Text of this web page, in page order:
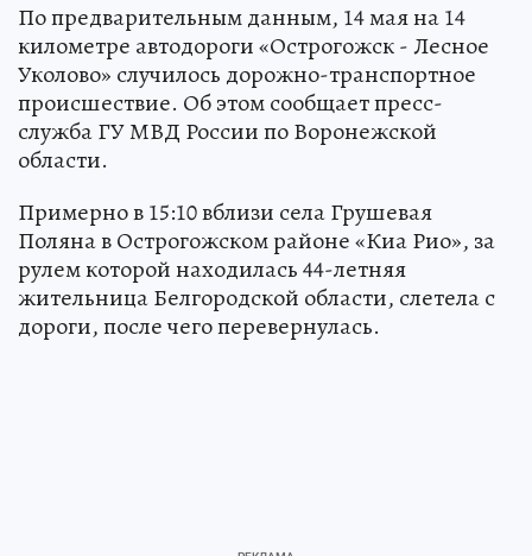
По предварительным данным, 14 мая на 14
километре автодороги «Острогожск - Лесное
Уколово» случилось дорожно-транспортное
происшествие. Об этом сообщает пресс-
служба ГУ МВД России по Воронежской
области.
Примерно в 15:10 вблизи села Грушевая
Поляна в Острогожском районе «Киа Рио», за
рулем которой находилась 44-летняя
жительница Белгородской области, слетела с
дороги, после чего перевернулась.